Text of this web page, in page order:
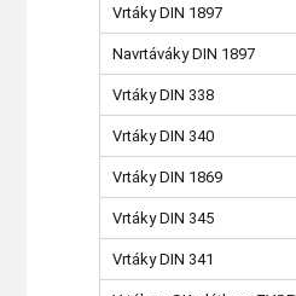
Vrtáky DIN 1897
Navrtáváky DIN 1897
Vrtáky DIN 338
Vrtáky DIN 340
Vrtáky DIN 1869
Vrtáky DIN 345
Vrtáky DIN 341